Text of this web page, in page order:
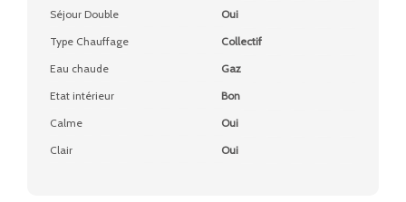
Séjour Double
Oui
Type Chauffage
Collectif
Eau chaude
Gaz
Etat intérieur
Bon
Calme
Oui
Clair
Oui